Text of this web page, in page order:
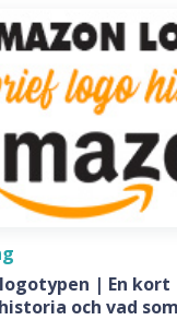
| En kort
och vad